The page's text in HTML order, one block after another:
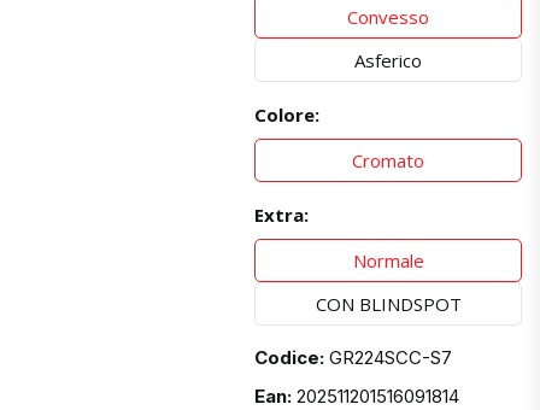
Convesso
Asferico
Colore:
Cromato
Extra:
Normale
CON BLINDSPOT
Codice: GR224SCC-S7
Ean: 202511201516091814